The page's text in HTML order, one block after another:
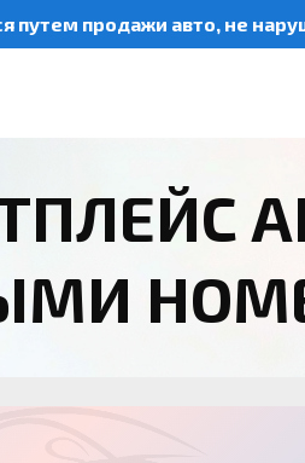
путем продажи авто, не